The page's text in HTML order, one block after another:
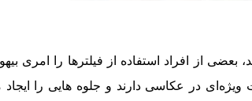
از افراد استفاده از فیلترها را امری
در عکاسی دارند و جلوه ‌هایی را ایجاد